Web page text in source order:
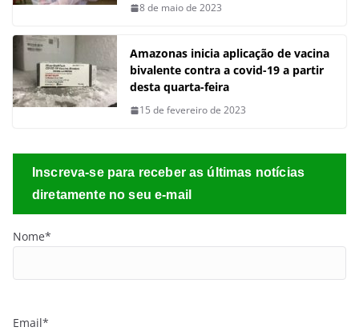
8 de maio de 2023
Amazonas inicia aplicação de vacina
bivalente contra a covid-19 a partir
desta quarta-feira
15 de fevereiro de 2023
Inscreva-se para receber as últimas notícias
diretamente no seu e-mail
Nome*
Email*